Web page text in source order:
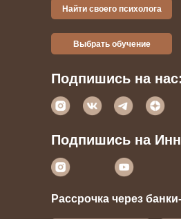
Найти своего психолога
Выбрать обучение
Подпишись на нас:
Подпишись на
Рассрочка через